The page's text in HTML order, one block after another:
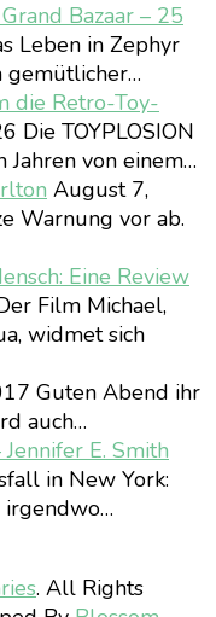
Bazaar – 25
Leben in Zephyr
gemütlicher…
die Retro-Toy-
Die TOYPLOSION
Jahren von einem…
August 7,
Warnung vor ab.
Eine Review
Film Michael,
widmet sich
Guten Abend ihr
auch…
E. Smith
in New York:
irgendwo…
. All Rights